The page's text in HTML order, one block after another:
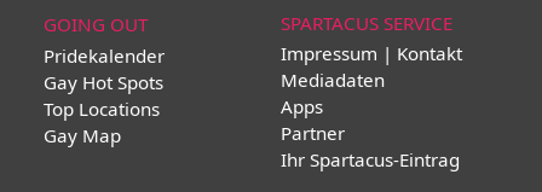
GOING OUT
Pridekalender
Gay Hot Spots
Top Locations
Gay Map
SPARTACUS SERVICE
Impressum | Kontakt
Mediadaten
Apps
Partner
Ihr Spartacus-Eintrag